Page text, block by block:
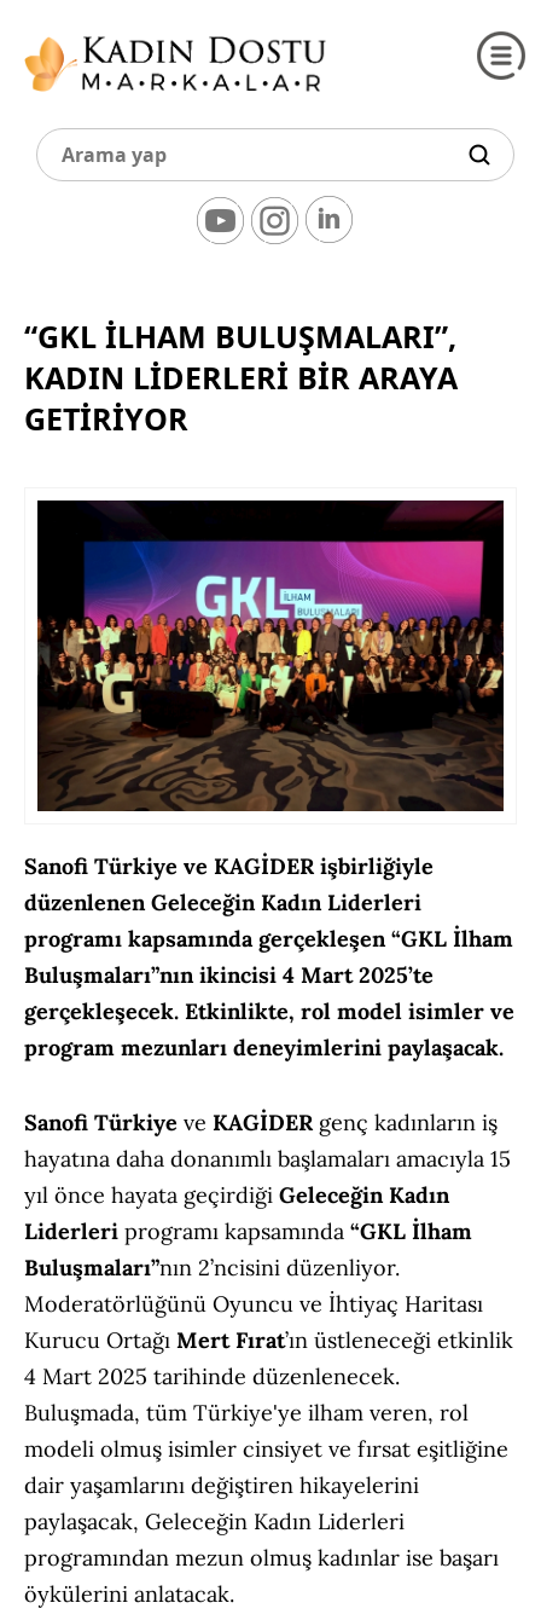
“GKL İLHAM BULUŞMALARI”,
KADIN LIDERLERI BIR ARAYA
GETIRIYOR
Sanofi Türkiye ve KAGİDER işbirliğiyle
düzenlenen Geleceğin Kadın Liderleri
programı kapsamında gerçekleşen “GKL İlham
Buluşmaları”nın ikincisi 4 Mart 2025’te
gerçekleşecek. Etkinlikte, rol model isimler ve
program mezunları deneyimlerini paylaşacak.
Sanofi Türkiye ve KAGİDERgenç kadınların iş
hayatına daha donanımlı başlamaları amacıyla 15
yıl önce hayata geçirdiği Geleceğin Kadın
Liderleri programı kapsamında “GKL İlham
Buluşmaları”nın 2’ncisini düzenliyor.
Moderatörlüğünü Oyuncu ve İhtiyaç Haritası
Kurucu Ortağı Mert Fırat’ın üstleneceği etkinlik
4 Mart 2025 tarihinde düzenlenecek.
Buluşmada, tüm Türkiye'ye ilham veren, rol
modeli olmuş isimler cinsiyet ve fırsat eşitliğine
dair yaşamlarını değiştiren hikayelerini
paylaşacak, Geleceğin Kadın Liderleri
programından mezun olmuş kadınlar ise başarı
öykülerini anlatacak.